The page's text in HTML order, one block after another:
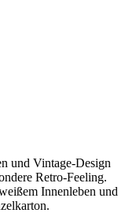
und Vintage-Design
Retro-Feeling.
Innenleben und